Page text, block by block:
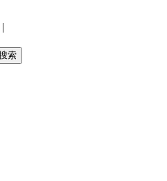
|